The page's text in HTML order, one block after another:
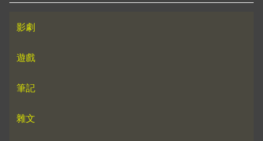
影劇
遊戲
筆記
雜文